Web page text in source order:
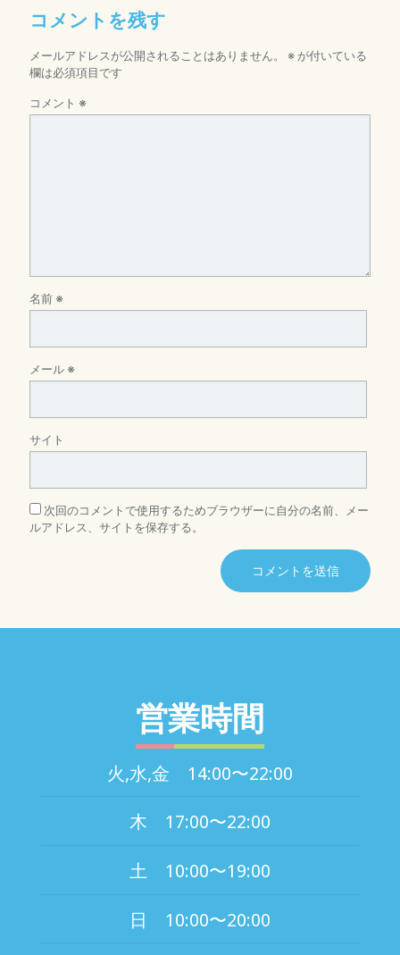
コメントを残す
メールアドレスが公開されることはありません。 ※ が付いている
欄は必須項目です
コメント ※
名前 ※
メール ※
サイト
次回のコメントで使用するためブラウザーに自分の名前、メー
ルアドレス、サイトを保存する。
営業時間
火,水,金 14:00〜22:00
木 17:00〜22:00
土 10:00〜19:00
日 10:00〜20:00